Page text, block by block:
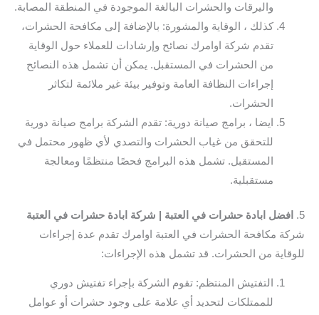
واليرقات والحشرات البالغة الموجودة في المنطقة المصابة.
كذلك ، الوقاية والمشورة: بالإضافة إلى مكافحة الحشرات،
تقدم شركة اوامرك نصائح وإرشادات للعملاء حول الوقاية
من الحشرات في المستقبل. يمكن أن تشمل هذه النصائح
إجراءات النظافة العامة وتوفير بيئة غير ملائمة لتكاثر
الحشرات.
ايضا ، برامج صيانة دورية: تقدم الشركة برامج صيانة دورية
للتحقق من غياب الحشرات والتصدي لأي ظهور محتمل في
المستقبل. تشمل هذه البرامج فحصًا منتظمًا ومعالجة
مستقبلية.
5.
افضل ابادة حشرات في العتبة | شركة ابادة حشرات في العتبة
شركة مكافحة الحشرات في العتبة اوامرك تقدم عدة إجراءات
للوقاية من الحشرات. قد تشمل هذه الإجراءات:
التفتيش المنتظم: تقوم الشركة بإجراء تفتيش دوري
للممتلكات لتحديد أي علامة على وجود حشرات أو عوامل